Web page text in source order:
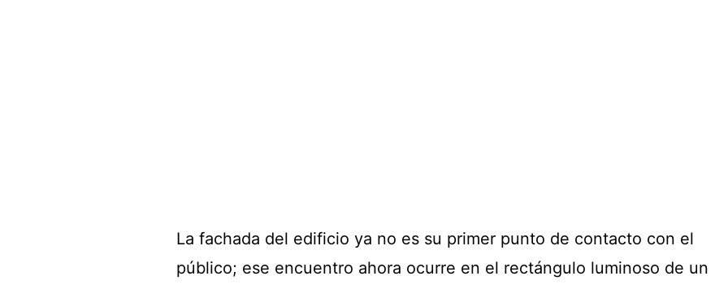
La fachada del edificio ya no es su primer punto de contacto con el
público; ese encuentro ahora ocurre en el rectángulo luminoso de un